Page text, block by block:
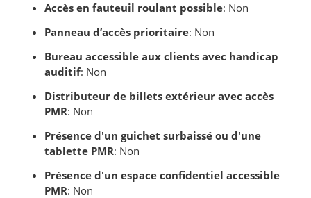
Accès en fauteuil roulant possible: Non
Panneau d’accès prioritaire: Non
Bureau accessible aux clients avec handicap
auditif: Non
Distributeur de billets extérieur avec accès
PMR: Non
Présence d'un guichet surbaissé ou d'une
tablette PMR: Non
Présence d'un espace confidentiel accessible
PMR: Non